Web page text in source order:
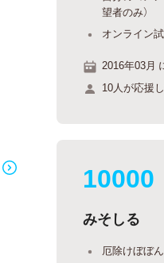
望者のみ）
オンライン
2016年03月
10人が応援
10000
みそしる
厄除けぼぼ